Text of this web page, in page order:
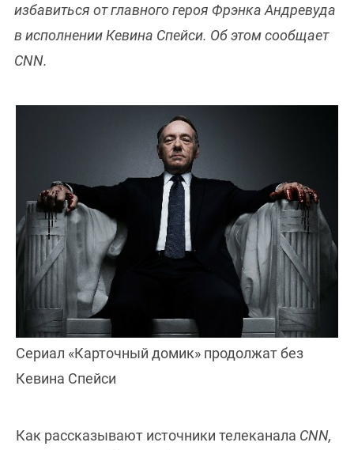
избавиться от главного героя Фрэнка Андревуда
в исполнении Кевина Спейси. Об этом сообщает
CNN.
Сериал «Карточный домик» продолжат без
Кевина Спейси
Как рассказывают источники телеканала CNN,